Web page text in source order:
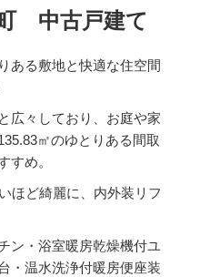
中古戸建て
ある敷地と快適な住空間
広々しており、お庭や家
㎡のゆとりある間取
すめ。
ほど綺麗に、内外装リフ
ン・浴室暖房乾燥機付ユ
・温水洗浄付暖房便座装